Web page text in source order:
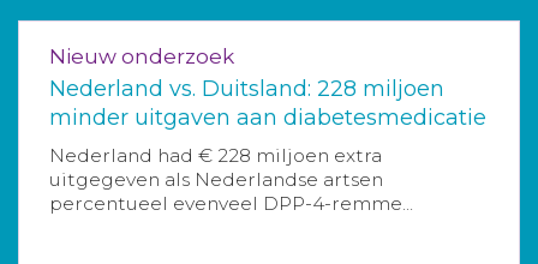
Nieuw onderzoek
Nederland vs. Duitsland: 228 miljoen
minder uitgaven aan diabetesmedicatie
Nederland had € 228 miljoen extra
uitgegeven als Nederlandse artsen
percentueel evenveel DPP-4-remme...